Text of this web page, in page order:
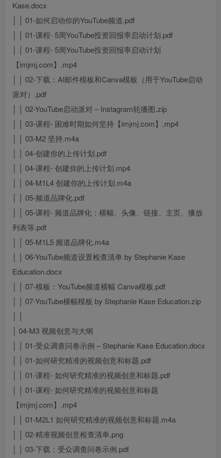
Kase.docx
│ │ 01-如何启动你的YouTube频道.pdf
│ │ 01-课程- 5周YouTube投资回报率启动计划.pdf
│ │ 01-课程- 5周YouTube投资回报率启动计划
【imjmj.com】.mp4
│ │ 02-下载：AI邮件模板和Canva模板（用于YouTube启动
派对）.pdf
│ │ 02-YouTube启动派对 – Instagram轮播图.zip
│ │ 03-课程- 困难时期如何坚持【imjmj.com】.mp4
│ │ 03-M2 坚持.m4a
│ │ 04-创建你的上传计划.pdf
│ │ 04-课程- 创建你的上传计划.mp4
│ │ 04-M1L4 创建你的上传计划.m4a
│ │ 05-频道品牌化.pdf
│ │ 05-课程- 频道品牌化：横幅、头像、链接、主页、播放
列表等.pdf
│ │ 05-M1L5 频道品牌化.m4a
│ │ 06-YouTube频道设置检查清单 by Stephanie Kase
Education.docx
│ │ 07-模板：YouTube频道横幅 Canva模板.pdf
│ │ 07-YouTube横幅模板 by Stephanie Kase Education.zip
│ 04-M3 视频创意与大纲
│ │ 01-受众调查问卷示例 – Stephanie Kase Education.docx
│ │ 01-如何研究精准的视频创意和标题.pdf
│ │ 01-课程- 如何研究精准的视频创意和标题.pdf
│ │ 01-课程- 如何研究精准的视频创意和标题
【imjmj.com】.mp4
│ │ 01-M2L1 如何研究精准的视频创意和标题.m4a
│ │ 02-精准视频创意检查清单.png
│ │ 03-下载：受众调查问卷示例.pdf